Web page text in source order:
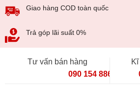
Giao hàng COD toàn quốc
Trả góp lãi suất 0%
Tư vấn bán hàng
090 154 8866